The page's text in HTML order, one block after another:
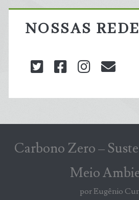
NOSSAS
twitterfacebook
Carbono Zero –
Meio
por Eugênio